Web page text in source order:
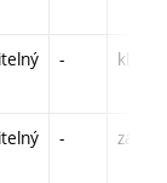
- kl
- zá,zk